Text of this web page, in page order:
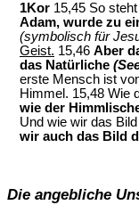
1Kor 15,45 So
Adam, wurde zu
(symbolisch für
Geist. 15,46 Aber
das Natürliche
erste Mensch ist
Himmel. 15,48 Wie
wie der
Und wie wir das
wir auch das Bild
Die angebliche